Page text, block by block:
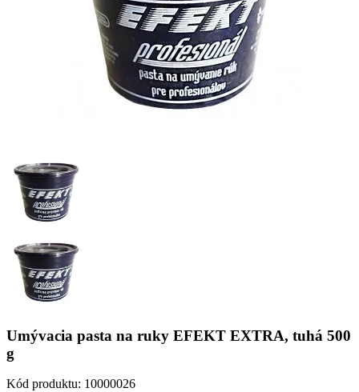
Umývacia pasta na ruky EFEKT EXTRA, tuhá 500
g
Kód produktu: 10000026